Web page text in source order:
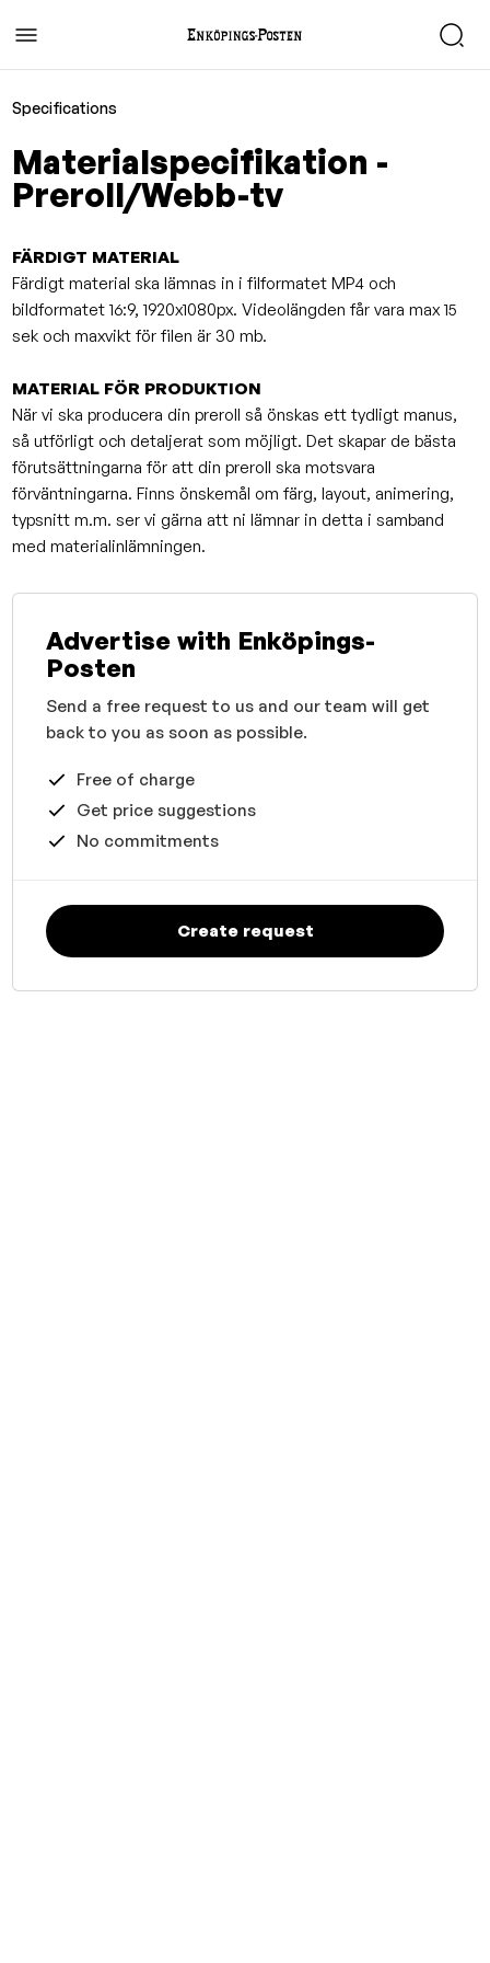
Specifications
Materialspecifikation -
Preroll/Webb-tv
FÄRDIGT MATERIAL
Färdigt material ska lämnas in i filformatet MP4 och
bildformatet 16:9, 1920x1080px.Videolängden får vara max 15
sek och maxvikt för filen är 30 mb.
MATERIAL FÖR PRODUKTION
När vi ska producera din preroll så önskas ett tydligt manus,
så utförligt och detaljerat som möjligt. Det skapar de bästa
förutsättningarna för att din preroll ska motsvara
förväntningarna. Finns önskemål om färg, layout, animering,
typsnitt m.m. ser vi gärna att ni lämnar in detta i samband
med materialinlämningen.
Advertise with Enköpings-
Posten
Send a free request to us and our team will get
back to you as soon as possible.
Free of charge
Get price suggestions
No commitments
Create request